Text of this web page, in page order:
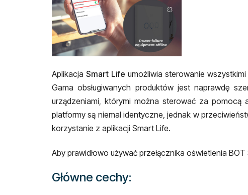
Aplikacja Smart Life umożliwia sterowanie
Gama obsługiwanych produktów jest naprawdę
urządzeniami, którymi można sterować za pomocą
platformy są niemal identyczne, jednak w
korzystanie z aplikacji Smart Life.
Aby prawidłowo używać przełącznika oświetlenia
Główne cechy: